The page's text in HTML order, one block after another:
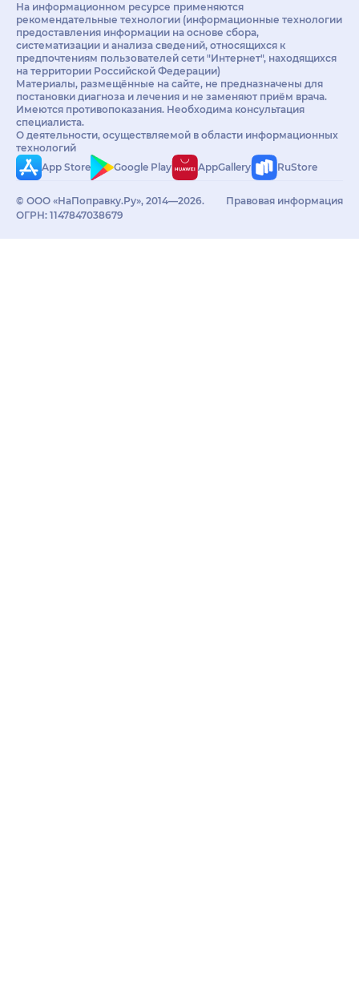
На информационном ресурсе применяются
рекомендательные технологии (информационные технологии
предоставления информации на основе сбора,
систематизации и анализа сведений, относящихся к
предпочтениям пользователей сети "Интернет", находящихся
на территории Российской Федерации)
Материалы, размещённые на сайте, не предназначены для
постановки диагноза и лечения и не заменяют приём врача.
Имеются противопоказания. Необходима консультация
специалиста.
О деятельности, осуществляемой в области информационных
технологий
App Store
Google Play AppGallery RuStore
© ООО «НаПоправку.Ру», 2014—2026.
ОГРН: 1147847038679
Правовая информация